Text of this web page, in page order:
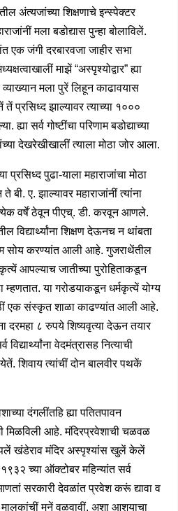
अंत्यजांच्या शिक्षणाचे इन्स्पेक्टर
मला बडोद्यास पुन्हा बोलाविलें.
एक जंगी दरबारवजा जाहीर सभा
माझें “अस्पृश्योद्वार” ह्या
मला पुरें लिहून काढावयास
तें प्रसिध्द झाल्यावर त्याच्या १०००
ह्या सर्व गोष्टींचा परिणाम बडोद्याच्या
देखरेखीखालीं त्याला मोठा जोर आला.
प्रसिध्द पुढा-याला महाराजांचा मोठा
ए. झाल्यावर महाराजांनीं त्यांना
वर्षें ठेवून पीएच्. डी. करवून आणले.
विद्यार्थ्यांना शिक्षण देऊनच न थांबता
सोय करण्यांत आली आहे. गुजराथेंतील
आपल्याच जातीच्या पुरोहिताकडून
या गरोडयाकडून धर्मकृत्यें योग्य
एक संस्कृत शाळा काढण्यांत आली आहे.
दरमहा ८ रुपये शिष्यवृत्या देऊन तयार
वेदमंत्रासह नित्याची
शिवाय त्यांचीं दोन बालवीर पथकें
दंगलींतहि ह्या पतितपावन
मिळविली आहे. मंदिरप्रवेशाची चळवळ
खंडेराव मंदिर अस्पृश्यांस खुलें केलें
च्या ऑक्टोबर महिन्यांत सर्व
सरकारी देवळांत प्रवेश करूं द्यावा व
मनें वळवावीं, अशा आशयाचा